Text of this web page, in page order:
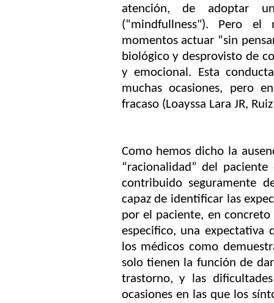
atención, de adoptar
(“mindfullness"). Pero
momentos actuar “sin
biológico y desprovisto de
y emocional. Esta
muchas ocasiones, pero
fracaso (Loayssa Lara JR,
Como hemos dicho la
“racionalidad” del
contribuido seguramente
capaz de identificar las
por el paciente, en
especifico, una expectativa
los médicos como
solo tienen la función de
trastorno, y las
ocasiones en las que los